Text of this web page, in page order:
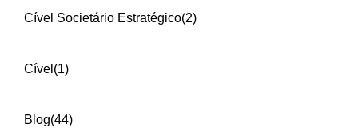
Cível Societário Estratégico(2)
Cível (1)
Blog(44)